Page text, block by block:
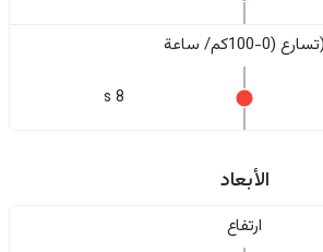
(تسارع (0-100كم/ ساعة
8 s
الأبعاد
ارتفاع